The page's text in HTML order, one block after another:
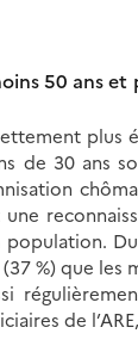
50 ans
de 30 ans
population.
%) que les
de